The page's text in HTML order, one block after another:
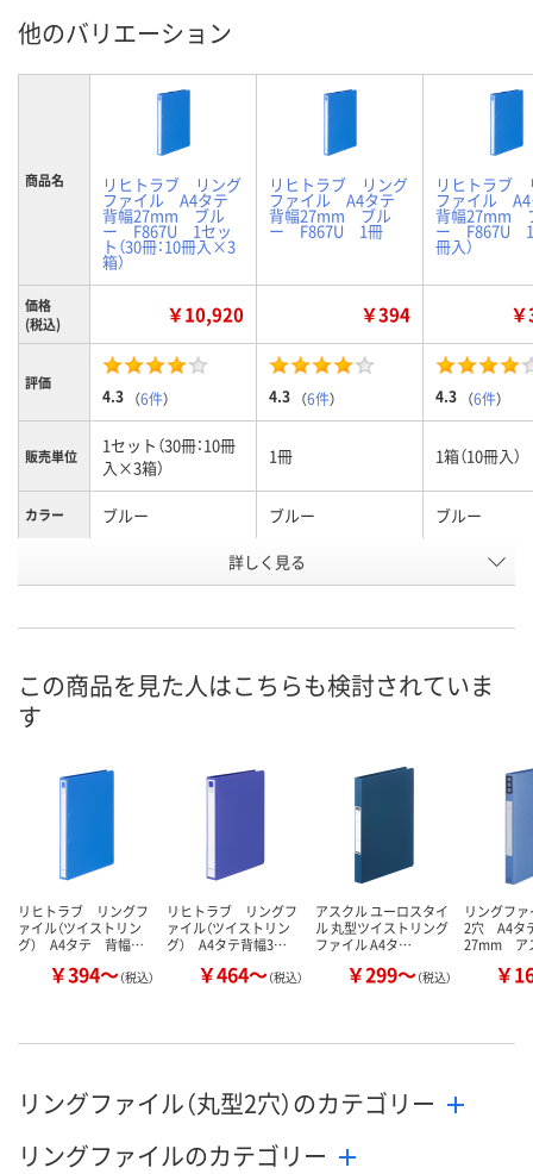
他のバリエーション
商品名 リヒトラブ リング
ファイル A4タテ
背幅27mm ブル
ー F867U 1セッ
ト（30冊：10冊入×3
箱）
リヒトラブ リング
ファイル A4タテ
背幅27mm ブル
ー F867U 1冊
リヒトラブ
ファイル
背幅27mm
ー F867U 1
冊入）
価格
(税込)
￥10,920 ￥394
評価
4.3 （6件） 4.3 （6件） 4.3 （6件）
販売単位
1セット（30冊：10冊
入×3箱）
1冊 1箱（10冊入）
カラー ブルー ブルー ブルー
318093 9527380
8月11日（火）
カゴへ カゴへ カ
詳しく見る
この商品を見た人はこちらも検討されていま
す
リヒトラブ リングフ
ァイル（ツイストリン
グ） A4タテ 背幅…
￥394～（税込）
リヒトラブ リングフ
ァイル（ツイストリン
グ） A4タテ背幅3…
￥464～（税込）
アスクル ユーロスタイ
ル 丸型ツイストリング
ファイル A4タ…
￥299～（税込）
リングフ
2穴 A4タ
27mm
￥
リングファイル（丸型2穴）のカテゴリー
リングファイルのカテゴリー